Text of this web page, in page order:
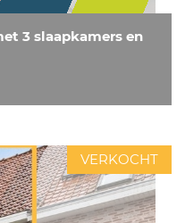
3 slaapkamers en
VERKOCHT